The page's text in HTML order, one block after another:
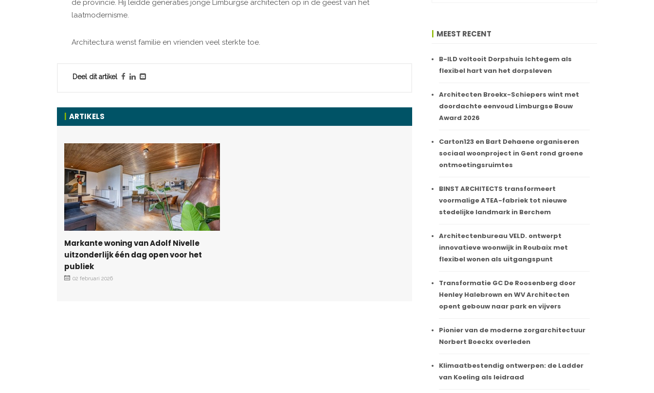
de provincie. Hij leidde generaties jonge Limburgse architecten op in de geest van het
laatmodernisme.
Architectura wenst familie en vrienden veel sterkte toe.
Deel dit artikel
ARTIKELS
Markante woning van Adolf Nivelle
uitzonderlijk één dag open voor het
publiek
02 februari 2026
MEEST RECENT
B-ILD voltooit Dorpshuis Ichtegem als
flexibel hart van het dorpsleven
Architecten Broekx-Schiepers wint met
doordachte eenvoud Limburgse Bouw
Award 2026
Carton123 en Bart Dehaene organiseren
sociaal woonproject in Gent rond groene
ontmoetingsruimtes
BINST ARCHITECTS transformeert
voormalige ATEA-fabriek tot nieuwe
stedelijke landmark in Berchem
Architectenbureau VELD. ontwerpt
innovatieve woonwijk in Roubaix met
flexibel wonen als uitgangspunt
Transformatie GC De Roosenberg door
Henley Halebrown en WV Architecten
opent gebouw naar park en vijvers
Pionier van de moderne zorgarchitectuur
Norbert Boeckx overleden
Klimaatbestendig ontwerpen: de Ladder
van Koeling als leidraad